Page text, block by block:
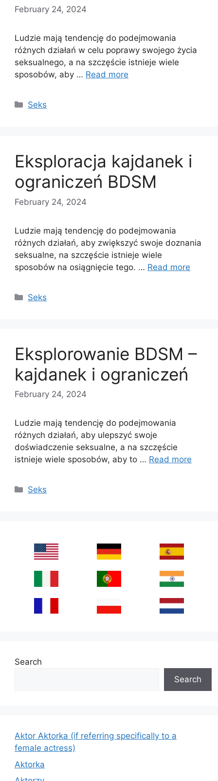
February 24, 2024
Ludzie mają tendencję do podejmowania
różnych działań w celu poprawy swojego życia
seksualnego, a na szczęście istnieje wiele
sposobów, aby … Read more
Categories
Seks
Eksploracja kajdanek i
ograniczeń BDSM
February 24, 2024
Ludzie mają tendencję do podejmowania
różnych działań, aby zwiększyć swoje doznania
seksualne, na szczęście istnieje wiele
sposobów na osiągnięcie tego. … Read more
Categories
Seks
Eksplorowanie BDSM –
kajdanek i ograniczeń
February 24, 2024
Ludzie mają tendencję do podejmowania
różnych działań, aby ulepszyć swoje
doświadczenie seksualne, a na szczęście
istnieje wiele sposobów, aby to … Read more
Categories
Seks
Search
Search
Aktor Aktorka (if referring specifically to a
female actress)
Aktorka